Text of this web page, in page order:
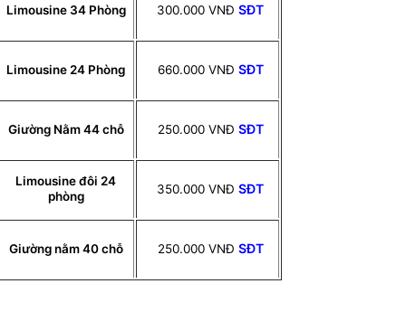
Limousine 34 Phòng 300.000 VNĐSĐT
Limousine 24 Phòng 660.000 VNĐ SĐT
Giường Nằm 44 chỗ 250.000 VNĐ SĐT
Limousine đôi 24
phòng
350.000 VNĐSĐT
Giường nằm 40 chỗ 250.000 VNĐ SĐT